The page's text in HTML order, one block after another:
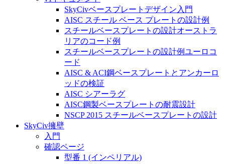
SkyCivベースプレートデザイン入門
AISC スチール ベース プレートの設計例
スチールベースプレートの設計オーストラ
リアのコード例
スチールベースプレートの設計例ユーロコ
ード
AISC & ACI鋼ベースプレートとアンカーロ
ッドの検証
AISC シアーラグ
AISC鋼製ベースプレートの耐震設計
NSCP 2015 スチールベースプレートの設計
SkyCiv擁壁
入門
確認ページ
型番 1 (インペリアル)